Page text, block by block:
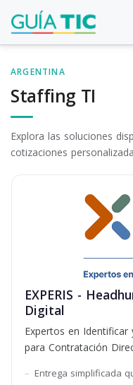
ARGENTINA
Staffing TI
Explora las soluciones
cotizaciones
EXPERIS -
Digital
Expertos en
para Contratación
Entrega simplificada